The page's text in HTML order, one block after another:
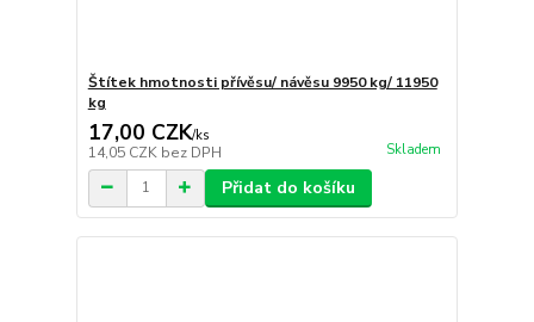
Štítek hmotnosti přívěsu/ návěsu 9950 kg/ 11950
kg
17,00 CZK/ks
14,05 CZK bez DPH Skladem
Přidat do košíku